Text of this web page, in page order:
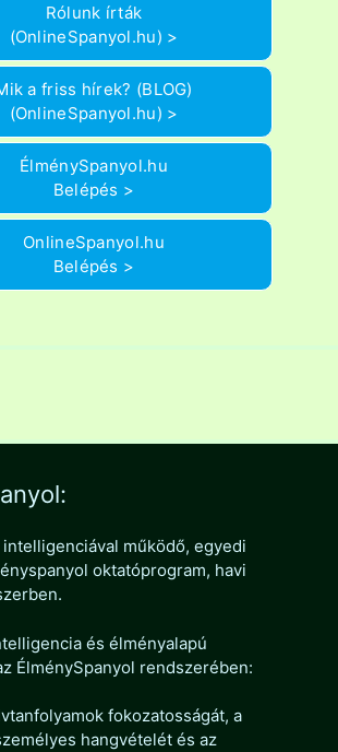
Rólunk írták
(OnlineSpanyol.hu) >
a friss hírek? (BLOG)
(OnlineSpanyol.hu) >
ÉlménySpanyol.hu
Belépés >
OnlineSpanyol.hu
Belépés >
működő, egyedi
oktatóprogram, havi
és élményalapú
ÉlménySpanyol rendszerében:
fokozatosságát, a
hangvételét és az